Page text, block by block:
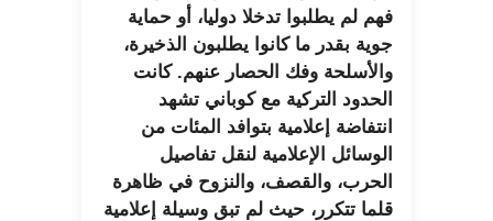
فهم لم يطلبوا تدخلا دوليا، أو حماية
جوية بقدر ما كانوا يطلبون الذخيرة،
والأسلحة وفك الحصار عنهم. كانت
الحدود التركية مع كوباني تشهد
انتفاضة إعلامية بتوافد المئات من
الوسائل الإعلامية لنقل تفاصيل
الحرب، والقصف، والنزوح في ظاهرة
قلما تتكرر، حيث لم تبق وسيلة إعلامية